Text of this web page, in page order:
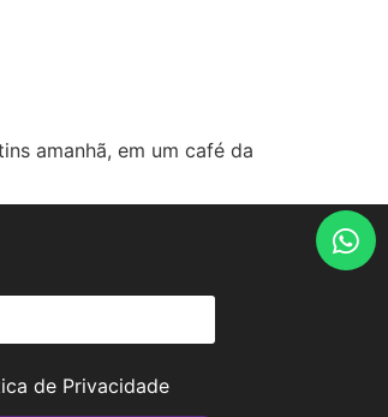
amanhã, em um café da
de Privacidade